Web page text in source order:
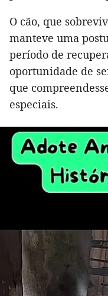
O cão, que
manteve uma
período de
oportunidade de
que
especiais.